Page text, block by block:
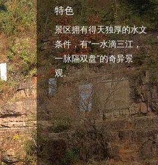
特色
景区拥有得天独厚的水文
条件，有“一水滴三江，
一脉隔双盘”的奇异景
观。